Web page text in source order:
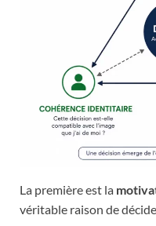
La première est la
véritable raison de